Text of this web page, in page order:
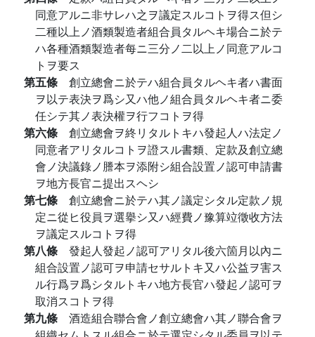
同意アルニ非サレハ之ヲ議定スルコトヲ得ス但シ
二種以上ノ酒類製造者組合員タルヘキ場合ニ於テ
ハ各種酒類製造者每ニ三分ノ二以上ノ同意アルコ
トヲ要ス
第五條 創立總會ニ於テハ組合員タルヘキ者ハ書面
ヲ以テ表決ヲ爲シ又ハ他ノ組合員タルヘキ者ニ委
任シテ其ノ表決權ヲ行フコトヲ得
第六條 創立總會ヲ終リタルトキハ發起人ハ法定ノ
同意者アリタルコトヲ證スル書類、定款及創立總
會ノ決議錄ノ謄本ヲ添附シ組合設置ノ認可申請書
ヲ地方長官ニ提出スヘシ
第七條 創立總會ニ於テハ其ノ議定シタル定款ノ規
定ニ從ヒ役員ヲ選擧シ又ハ經費ノ豫算竝徵收方法
ヲ議定スルコトヲ得
第八條 發起人發起ノ認可アリタル後六箇月以內ニ
組合設置ノ認可ヲ申請セサルトキ又ハ公益ヲ害ス
ル行爲ヲ爲シタルトキハ地方長官ハ發起ノ認可ヲ
取消スコトヲ得
第九條 酒造組合聯合會ノ創立總會ハ其ノ聯合會ヲ